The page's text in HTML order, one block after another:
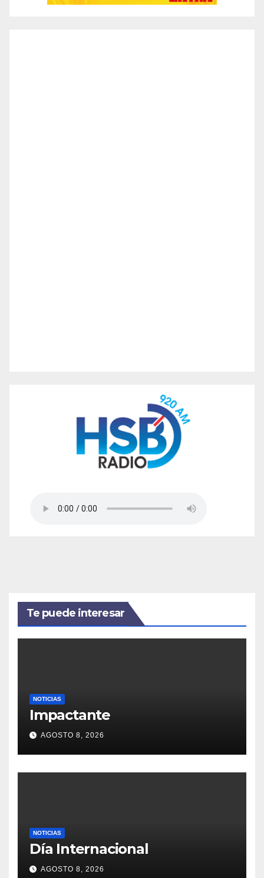
Te puede interesar
NOTICIAS
Impactante
AGOSTO 8, 2026
NOTICIAS
Día Internacional
AGOSTO 8, 2026